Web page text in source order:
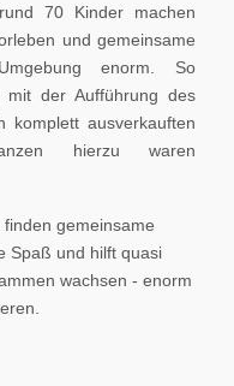
70 Kinder machen
und gemeinsame
enorm. So
mit der Aufführung des
komplett ausverkauften
hierzu waren
gemeinsame
Spaß und hilft quasi
wachsen - enorm